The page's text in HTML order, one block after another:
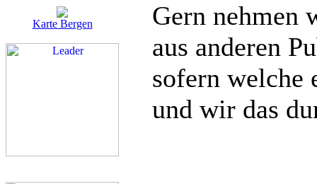
Karte Bergen
Gern nehmen
aus anderen
sofern welche
und wir das